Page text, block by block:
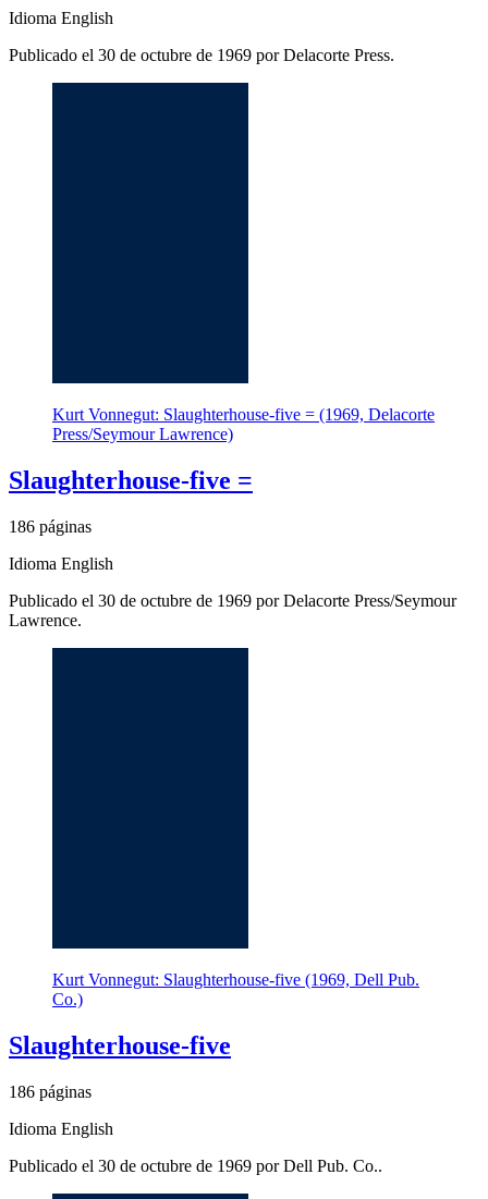
Idioma English
Publicado el 30 de octubre de 1969 por Delacorte Press.
Kurt Vonnegut: Slaughterhouse-five = (1969, Delacorte
Press/Seymour Lawrence)
Slaughterhouse-five =
186 páginas
Idioma English
Publicado el 30 de octubre de 1969 por Delacorte Press/Seymour
Lawrence.
Kurt Vonnegut: Slaughterhouse-five (1969, Dell Pub.
Co.)
Slaughterhouse-five
186 páginas
Idioma English
Publicado el 30 de octubre de 1969 por Dell Pub. Co..